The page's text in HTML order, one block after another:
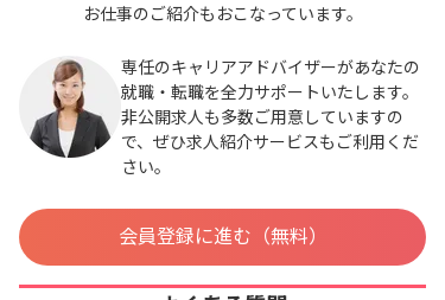
お仕事のご紹介もおこなっています。
専任のキャリアアドバイザーがあなたの
就職・転職を全力サポートいたします。
非公開求人も多数ご用意していますの
で、ぜひ求人紹介サービスもご利用くだ
さい。
会員登録に進む（無料）